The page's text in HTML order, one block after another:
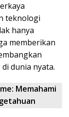
teknologi
hanya
memberikan
dunia nyata.
Memahami